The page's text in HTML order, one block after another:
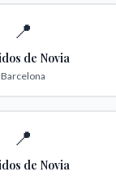
📍
de Novia
Barcelona
📍
de Novia